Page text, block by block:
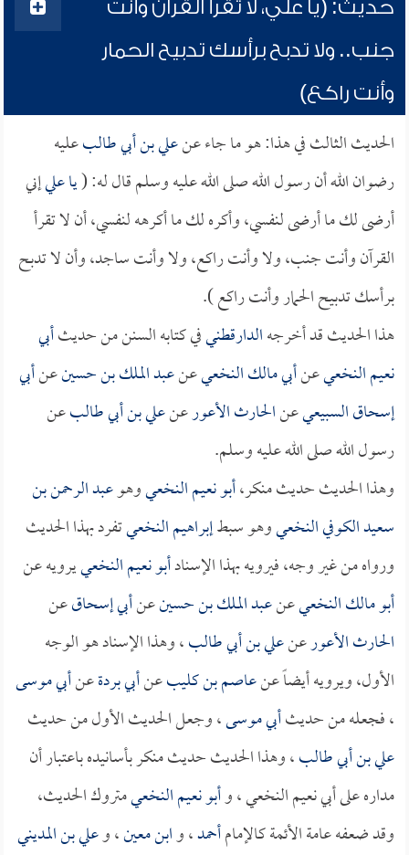
حديث: (يا علي، لا تقرأ القرآن وأنت
جنب.. ولا تدبح برأسك تدبيح الحمار
وأنت راكع)
الحديث الثالث في هذا: هو ما جاء عنعلي بن أبي طالبعليه
رضوان الله أن رسول الله صلى الله عليه وسلم قال له: (ياعليإني
أرضى لك ما أرضى لنفسي، وأكره لك ما أكرهه لنفسي، أن لا تقرأ
القرآن وأنت جنب، ولا وأنت راكع، ولا وأنت ساجد، وأن لا تدبح
برأسك تدبيح الحمار وأنت راكع ).
هذا الحديث قد أخرجهالدارقطنيفي كتابه السنن من حديثأبي
نعيم النخعيعنأبي مالك النخعيعنعبد الملك بن حسينعنأبي
إسحاق السبيعيعنالحارث الأعورعنعلي بن أبي طالبعن
رسول الله صلى الله عليه وسلم.
وهذا الحديث حديث منكر،أبو نعيم النخعيوهوعبد الرحمن بن
سعيد الكوفي النخعيوهو سبطإبراهيم النخعيتفرد بهذا الحديث
ورواه من غير وجه، فيرويه بهذا الإسنادأبو نعيم النخعييرويه عن
أبو مالك النخعيعنعبد الملك بن حسينعنأبي إسحاقعن
الحارث الأعورعنعلي بن أبي طالب، وهذا الإسناد هو الوجه
الأول، ويرويه أيضاً عنعاصم بن كليبعنأبي بردةعنأبي موسى
، فجعله من حديثأبي موسى، وجعل الحديث الأول من حديث
علي بن أبي طالب، وهذا الحديث حديث منكر بأسانيده باعتبار أن
مداره على أبي نعيم النخعي ، وأبو نعيم النخعيمتروك الحديث،
وقد ضعفه عامة الأئمة كالإمامأحمد، وابن معين، وعلي بن المديني